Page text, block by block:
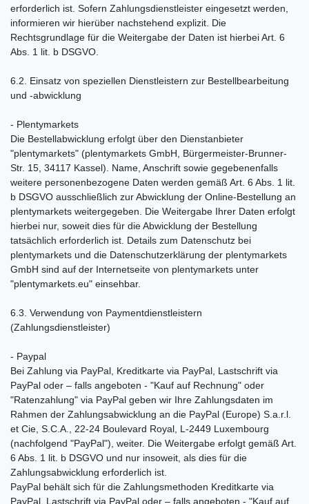
erforderlich ist. Sofern Zahlungsdienstleister eingesetzt werden,
informieren wir hierüber nachstehend explizit. Die
Rechtsgrundlage für die Weitergabe der Daten ist hierbei Art. 6
Abs. 1 lit. b DSGVO.
6.2. Einsatz von speziellen Dienstleistern zur Bestellbearbeitung
und -abwicklung
- Plentymarkets
Die Bestellabwicklung erfolgt über den Dienstanbieter
"plentymarkets" (plentymarkets GmbH, Bürgermeister-Brunner-
Str. 15, 34117 Kassel). Name, Anschrift sowie gegebenenfalls
weitere personenbezogene Daten werden gemäß Art. 6 Abs. 1 lit.
b DSGVO ausschließlich zur Abwicklung der Online-Bestellung an
plentymarkets weitergegeben. Die Weitergabe Ihrer Daten erfolgt
hierbei nur, soweit dies für die Abwicklung der Bestellung
tatsächlich erforderlich ist. Details zum Datenschutz bei
plentymarkets und die Datenschutzerklärung der plentymarkets
GmbH sind auf der Internetseite von plentymarkets unter
"plentymarkets.eu" einsehbar.
6.3. Verwendung von Paymentdienstleistern
(Zahlungsdienstleister)
- Paypal
Bei Zahlung via PayPal, Kreditkarte via PayPal, Lastschrift via
PayPal oder – falls angeboten - "Kauf auf Rechnung" oder
"Ratenzahlung" via PayPal geben wir Ihre Zahlungsdaten im
Rahmen der Zahlungsabwicklung an die PayPal (Europe) S.a.r.l.
et Cie, S.C.A., 22-24 Boulevard Royal, L-2449 Luxembourg
(nachfolgend "PayPal"), weiter. Die Weitergabe erfolgt gemäß Art.
6 Abs. 1 lit. b DSGVO und nur insoweit, als dies für die
Zahlungsabwicklung erforderlich ist.
PayPal behält sich für die Zahlungsmethoden Kreditkarte via
PayPal, Lastschrift via PayPal oder – falls angeboten - "Kauf auf